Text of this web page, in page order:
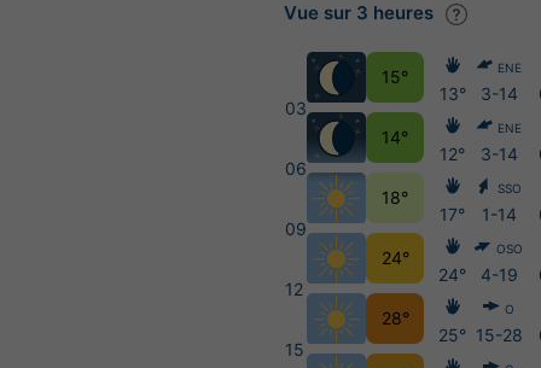
Vue sur 3 heures
03
06
09
12
15
15°
14°
18°
24°
28°
13°
12°
17°
24°
25°
ENE
3-14
ENE
3-14
SSO
1-14
OSO
4-19
O
15-28